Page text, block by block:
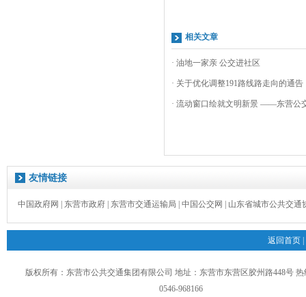
相关文章
· 油地一家亲 公交进社区
· 关于优化调整191路线路走向的通告
· 流动窗口绘就文明新景 ——东营公
友情链接
中国政府网 东营市政府 东营市交通运输局 中国公交网 山东省城市公共交通
返回首页
版权所有：东营市公共交通集团有限公司 地址：东营市东营区胶州路448号
0546-968166